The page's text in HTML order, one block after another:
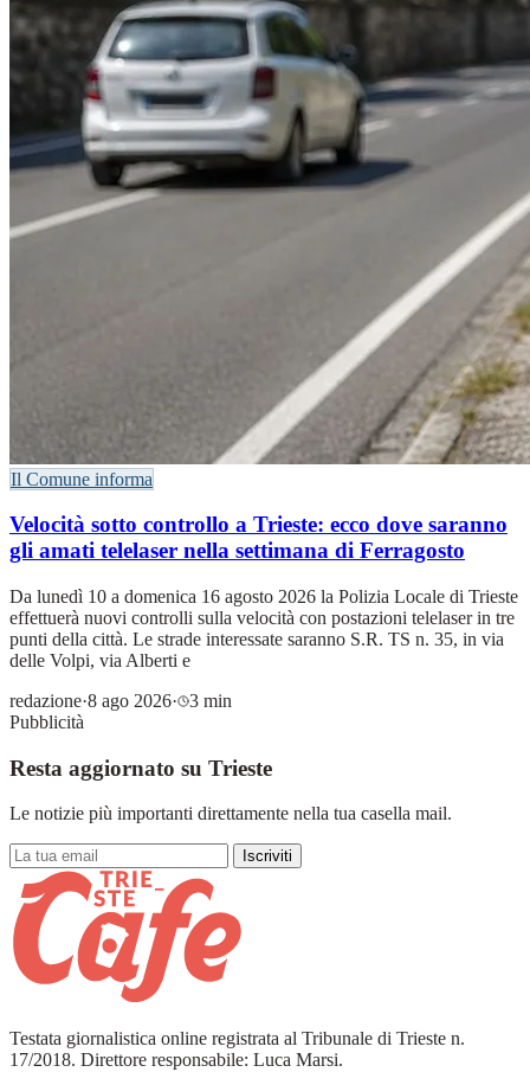
Il Comune informa
Velocità sotto controllo a Trieste: ecco dove saranno
gli amati telelaser nella settimana di Ferragosto
Da lunedì 10 a domenica 16 agosto 2026 la Polizia Locale di Trieste
effettuerà nuovi controlli sulla velocità con postazioni telelaser in tre
punti della città. Le strade interessate saranno S.R. TS n. 35, in via
delle Volpi, via Alberti e
redazione·8 ago 2026·
3 min
Pubblicità
Resta aggiornato su Trieste
Le notizie più importanti direttamente nella tua casella mail.
Iscriviti
Testata giornalistica online registrata al Tribunale di Trieste n.
17/2018. Direttore responsabile: Luca Marsi.